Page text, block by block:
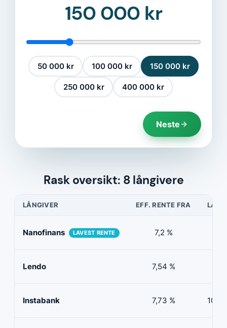
150 000 kr
50 000 kr 100 000 kr 150 000 kr
250 000 kr 400 000 kr
Neste
Rask oversikt: 8 långivere
LÅNGIVER EFF. RENTE FRA
Nanofinans LAVEST RENTE 7,2 %
Lendo 7,54 %
Instabank 7,73 % 100